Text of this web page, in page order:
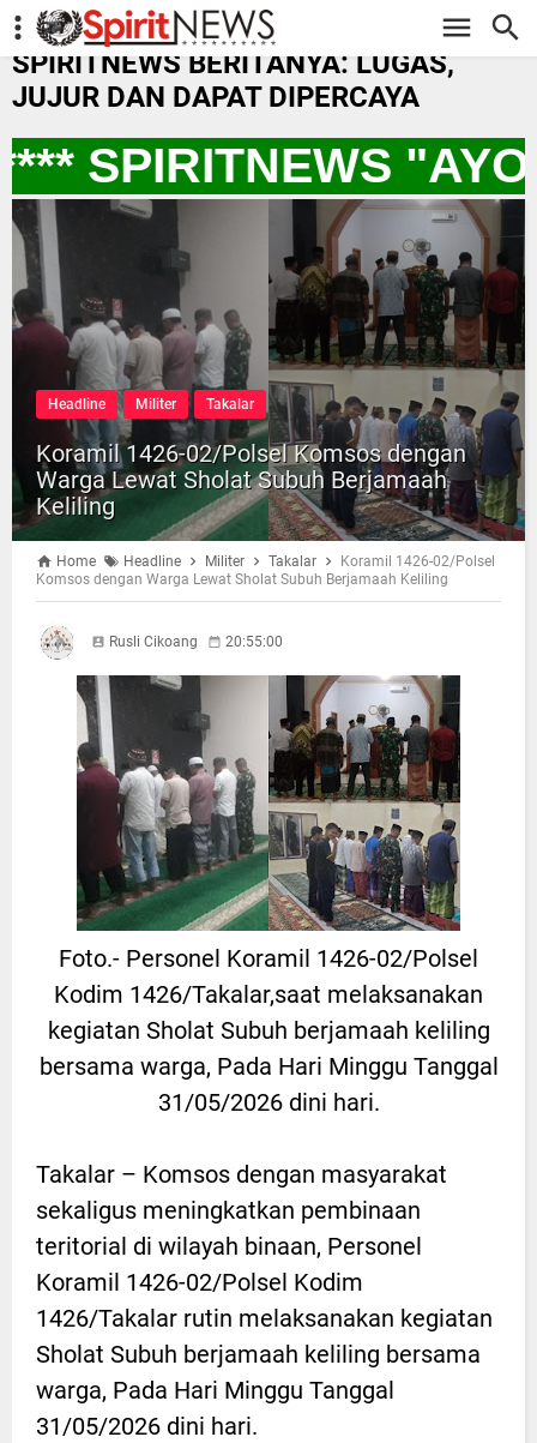
-->
SPIRITNEWS BERITANYA: LUGAS,
JUJUR DAN DAPAT DIPERCAYA
SPIRITNEWS "AYO
Headline Militer Takalar
Koramil 1426-02/Polsel Komsos dengan
Warga Lewat Sholat Subuh Berjamaah
Keliling
Home Headline Militer Takalar
Koramil 1426-02/Polsel
Komsos dengan Warga Lewat Sholat Subuh Berjamaah Keliling
Rusli Cikoang 20:55:00
Foto.- Personel Koramil 1426-02/Polsel
Kodim 1426/Takalar,saat melaksanakan
kegiatan Sholat Subuh berjamaah keliling
bersama warga, Pada Hari Minggu Tanggal
31/05/2026 dini hari.
Takalar – Komsos dengan masyarakat
sekaligus meningkatkan pembinaan
teritorial di wilayah binaan, Personel
Koramil 1426-02/Polsel Kodim
1426/Takalar rutin melaksanakan kegiatan
Sholat Subuh berjamaah keliling bersama
warga, Pada Hari Minggu Tanggal
31/05/2026 dini hari.